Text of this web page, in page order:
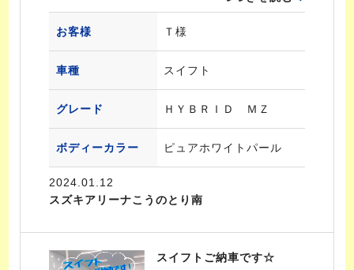
お客様 Ｔ様
車種 スイフト
グレード ＨＹＢＲＩＤ ＭＺ
ボディーカラー ピュアホワイトパール
2024.01.12
スズキアリーナこうのとり南
スイフトご納車です☆